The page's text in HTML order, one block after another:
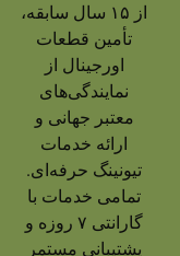
از ۱۵ سال سابقه،
تأمین قطعات
اورجینال از
نمایندگی‌های
معتبر جهانی و
ارائه خدمات
تیونینگ حرفه‌ای.
تمامی خدمات با
گارانتی ۷ روزه و
پشتیبانی مستمر